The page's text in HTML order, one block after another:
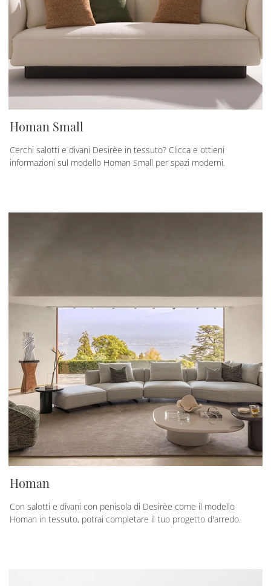
Homan Small
Cerchi salotti e divani Desirèe in tessuto? Clicca e ottieni
informazioni sul modello Homan Small per spazi moderni.
Homan
Con salotti e divani con penisola di Desirèe come il modello
Homan in tessuto, potrai completare il tuo progetto d'arredo.